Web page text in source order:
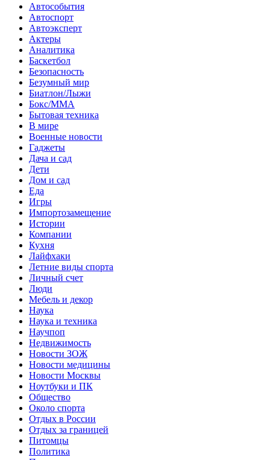
Автособытия
Автоспорт
Автоэксперт
Актеры
Аналитика
Баскетбол
Безопасность
Безумный мир
Биатлон/Лыжи
Бокс/MMA
Бытовая техника
В мире
Военные новости
Гаджеты
Дача и сад
Дети
Дом и сад
Еда
Игры
Импортозамещение
Истории
Компании
Кухня
Лайфхаки
Летние виды спорта
Личный счет
Люди
Мебель и декор
Наука
Наука и техника
Научпоп
Недвижимость
Новости ЗОЖ
Новости медицины
Новости Москвы
Ноутбуки и ПК
Общество
Около спорта
Отдых в России
Отдых за границей
Питомцы
Политика